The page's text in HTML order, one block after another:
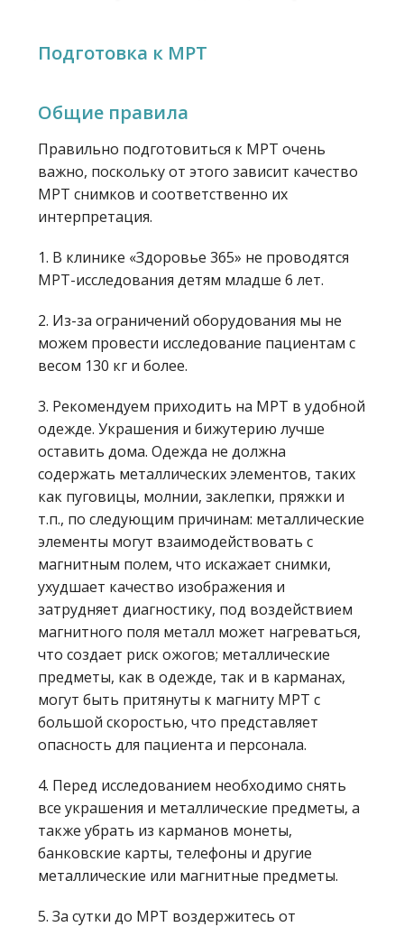
Подготовка к МРТ
Общие правила
Правильно подготовиться к МРТ очень
важно, поскольку от этого зависит качество
МРТ снимков и соответственно их
интерпретация.
1. В клинике «Здоровье 365» не проводятся
МРТ-исследования детям младше 6 лет.
2. Из-за ограничений оборудования мы не
можем провести исследование пациентам с
весом 130 кг и более.
3. Рекомендуем приходить на МРТ в удобной
одежде. Украшения и бижутерию лучше
оставить дома. Одежда не должна
содержать металлических элементов, таких
как пуговицы, молнии, заклепки, пряжки и
т.п., по следующим причинам: металлические
элементы могут взаимодействовать с
магнитным полем, что искажает снимки,
ухудшает качество изображения и
затрудняет диагностику, под воздействием
магнитного поля металл может нагреваться,
что создает риск ожогов; металлические
предметы, как в одежде, так и в карманах,
могут быть притянуты к магниту МРТ с
большой скоростью, что представляет
опасность для пациента и персонала.
4. Перед исследованием необходимо снять
все украшения и металлические предметы, а
также убрать из карманов монеты,
банковские карты, телефоны и другие
металлические или магнитные предметы.
5. За сутки до МРТ воздержитесь от